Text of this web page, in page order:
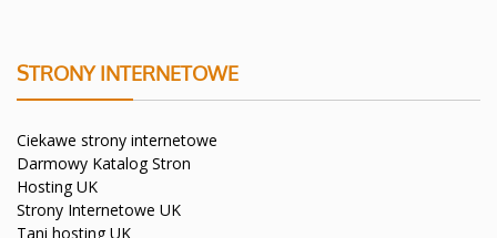
STRONY INTERNETOWE
Ciekawe strony internetowe
Darmowy Katalog Stron
Hosting UK
Strony Internetowe UK
Tani hosting UK